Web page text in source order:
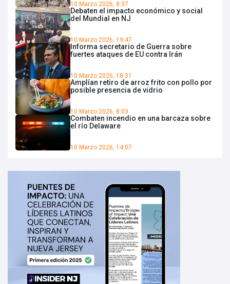
10 Marzo 2026, 8:37
Debaten el impacto económico y social
del Mundial en NJ
10 Marzo 2026, 19:47
Informa secretario de Guerra sobre
fuertes ataques de EU contra Irán
10 Marzo 2026, 18:31
Amplían retiro de arroz frito con pollo por
posible presencia de vidrio
10 Marzo 2026, 8:03
Combaten incendio en una barcaza sobre
el río Delaware
10 Marzo 2026, 14:07